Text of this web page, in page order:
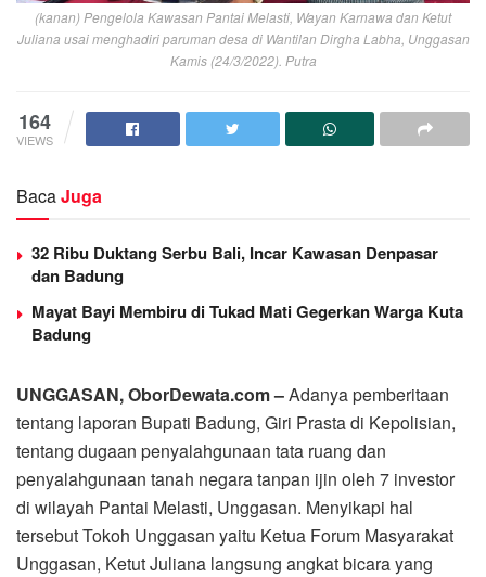
(kanan) Pengelola Kawasan Pantai Melasti, Wayan Karnawa dan Ketut
Juliana usai menghadiri paruman desa di Wantilan Dirgha Labha, Unggasan
Kamis (24/3/2022). Putra
164
VIEWS
BacaJuga
32 Ribu Duktang Serbu Bali, Incar Kawasan Denpasar
dan Badung
Mayat Bayi Membiru di Tukad Mati Gegerkan Warga Kuta
Badung
UNGGASAN, OborDewata.com –Adanya pemberitaan
tentang laporan Bupati Badung, Giri Prasta di Kepolisian,
tentang dugaan penyalahgunaan tata ruang dan
penyalahgunaan tanah negara tanpan ijin oleh 7 investor
di wilayah Pantai Melasti, Unggasan. Menyikapi hal
tersebut Tokoh Unggasan yaitu Ketua Forum Masyarakat
Unggasan, Ketut Juliana langsung angkat bicara yang